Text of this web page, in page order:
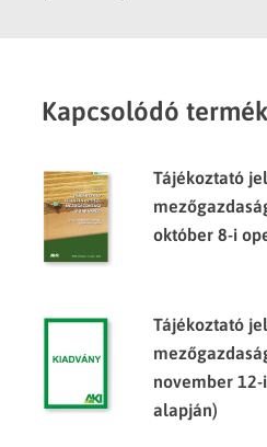
Kapcsolódó
Tájékoztató
október 8-i
Tájékoztató
november
alapján)